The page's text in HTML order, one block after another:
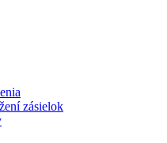
zásielok